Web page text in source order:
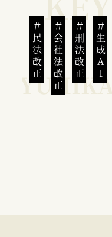
民法改正 会社法改正 刑法改正 生成AI